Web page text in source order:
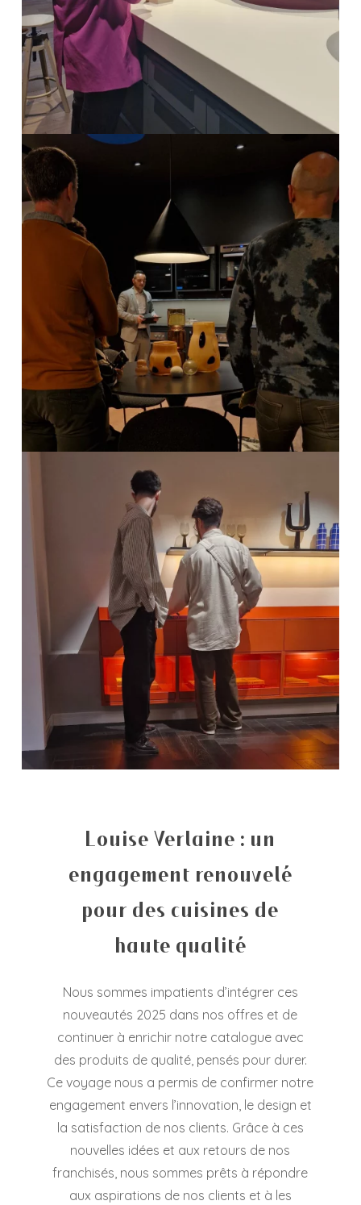
Louise Verlaine : un
engagement renouvelé
pour des cuisines de
haute qualité
Nous sommes impatients d’intégrer ces
nouveautés 2025 dans nos offres et de
continuer à enrichir notre catalogue avec
des produits de qualité, pensés pour durer.
Ce voyage nous a permis de confirmer notre
engagement envers l’innovation, le design et
la satisfaction de nos clients. Grâce à ces
nouvelles idées et aux retours de nos
franchisés, nous sommes prêts à répondre
aux aspirations de nos clients et à les